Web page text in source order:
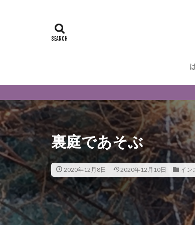
スマー
裏庭であそぶ
2020年12月8日 2020年12月10日 イン